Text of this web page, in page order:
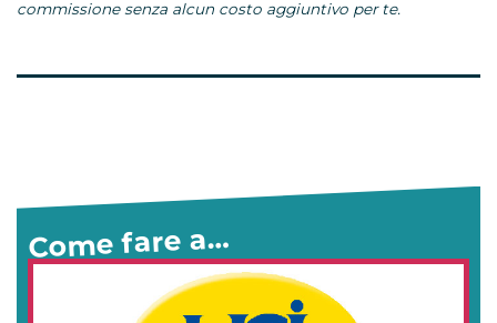
commissione senza alcun costo aggiuntivo per te.
Come fare a…